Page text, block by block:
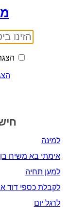
למינה
אימתי בא משיח
למען תחיה
לקבלת כספי דוד
לרגל יום